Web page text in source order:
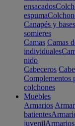
ensacados
espuma
Canapés y bases
somieres
Camas Camas
individuales
nido
Cabeceros
Complementos
colchones
Muebles
Armarios
batientes
juvenil